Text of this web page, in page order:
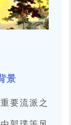
景
要流派之